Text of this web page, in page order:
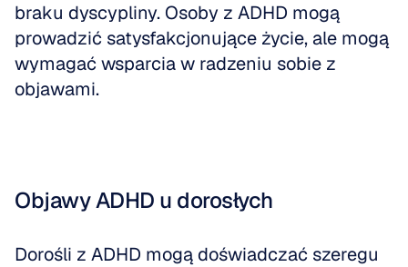
braku dyscypliny. Osoby z ADHD mogą
prowadzić satysfakcjonujące życie, ale mogą
wymagać wsparcia w radzeniu sobie z
objawami.
Objawy ADHD u dorosłych
Dorośli z ADHD mogą doświadczać szeregu